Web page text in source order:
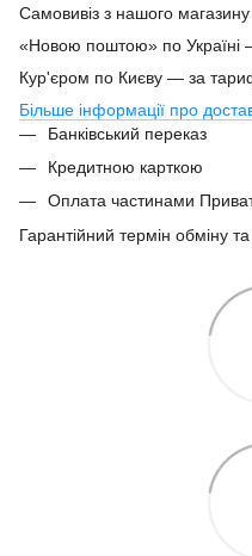
Самовивіз з нашого
«Новою поштою» по Україні
Кур'єром по Києву — за
Більше інформації про
Банківський переказ
Кредитною карткою
Оплата частинами
Гарантійний термін обміну